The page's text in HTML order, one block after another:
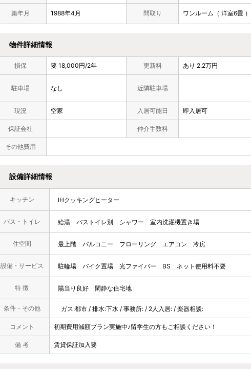
築年月 1988年4月 間取り ワンルーム（ 洋室6畳 ）
物件詳細情報
損保 要 18,000円/2年 更新料 あり 2.2万円
駐車場 なし 近隣駐車場
現況 空家 入居可能日 即入居可
保証会社 仲介手数料
その他費用
設備詳細情報
キッチン IHクッキングヒーター
バス・トイレ 給湯 バストイレ別 シャワー 室内洗濯機置き場
住空間 最上階 バルコニー フローリング エアコン 冷房
設備・サービス 駐輪場 バイク置場 光ファイバー BS ネット使用料不要
特 徴 陽当り良好 閑静な住宅地
条件・その他 ガス:都市 / 排水:下水 / 事務所: / 2人入居: / 楽器相談:
コメント 初期費用減額プラン実施中♪留学生の方もご相談ください！
備 考 賃貸保証加入要